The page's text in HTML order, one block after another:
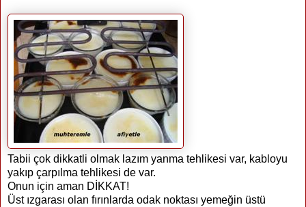
Tabii çok dikkatli olmak lazım yanma tehlikesi var, kabloyu
yakıp çarpılma tehlikesi de var.
Onun için aman DİKKAT!
Üst ızgarası olan fırınlarda odak noktası yemeğin üstü